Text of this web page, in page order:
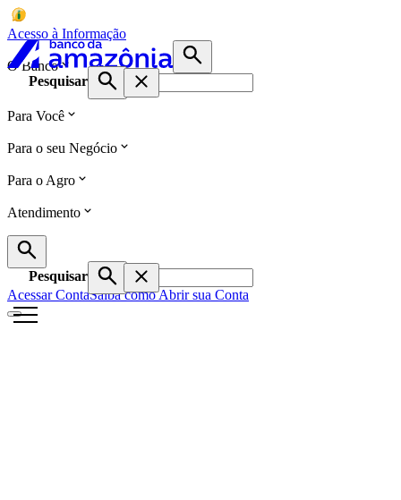
Acesso à Informação
O Banco
Pesquisar
Para Você
Para o seu Negócio
Para o Agro
Atendimento
Pesquisar
Acessar ContaSaiba como Abrir sua Conta